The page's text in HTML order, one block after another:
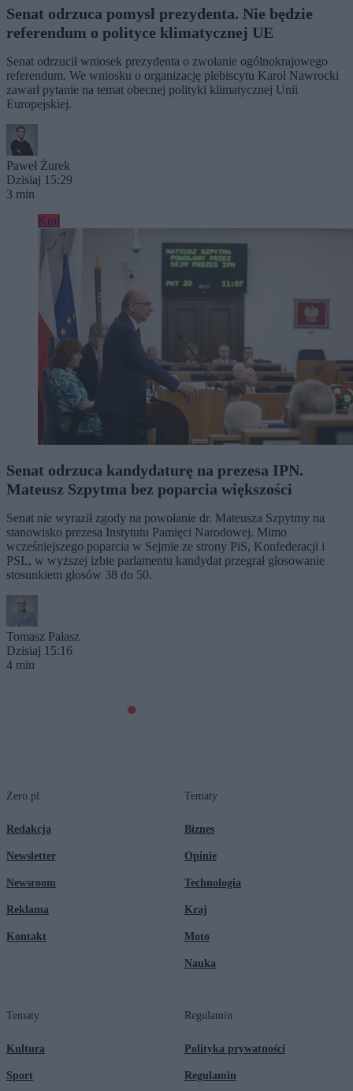
Senat odrzuca pomysł prezydenta. Nie będzie
referendum o polityce klimatycznej UE
Senat odrzucił wniosek prezydenta o zwołanie ogólnokrajowego
referendum. We wniosku o organizację plebiscytu Karol Nawrocki
zawarł pytanie na temat obecnej polityki klimatycznej Unii
Europejskiej.
Paweł Żurek
Dzisiaj 15:29
3 min
Kraj
Senat odrzuca kandydaturę na prezesa IPN.
Mateusz Szpytma bez poparcia większości
Senat nie wyraził zgody na powołanie dr. Mateusza Szpytmy na
stanowisko prezesa Instytutu Pamięci Narodowej. Mimo
wcześniejszego poparcia w Sejmie ze strony PiS, Konfederacji i
PSL, w wyższej izbie parlamentu kandydat przegrał głosowanie
stosunkiem głosów 38 do 50.
Tomasz Pałasz
Dzisiaj 15:16
4 min
Zero.pl
Redakcja
Newsletter
Newsroom
Reklama
Kontakt
Tematy
Biznes
Opinie
Technologia
Kraj
Moto
Nauka
Tematy
Kultura
Sport
Regulamin
Polityka prywatności
Regulamin